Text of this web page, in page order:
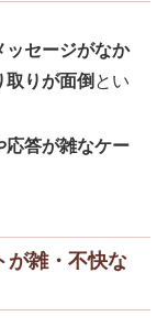
ッセージがなか
取りが面倒 とい
応答が雑なケー
が雑・不快な